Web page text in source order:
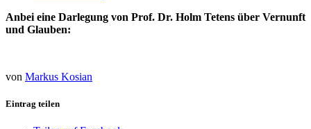
Anbei eine Darlegung von Prof. Dr. Holm Tetens über Vernunft
und Glauben:
von Markus Kosian
Eintrag teilen